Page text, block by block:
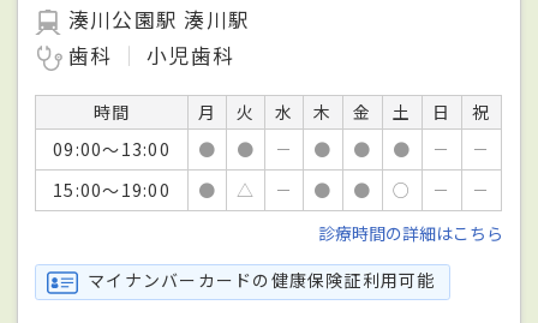
湊川公園駅 湊川駅
歯科
小児歯科
時間 月 火 水 木 金 土 日
祝
09:00～13:00
● ● － ● ● ● －
－
15:00～19:00
● △ － ● ● ○ －
－
診療時間の詳細はこちら
マイナンバーカードの健康保険証利用可能